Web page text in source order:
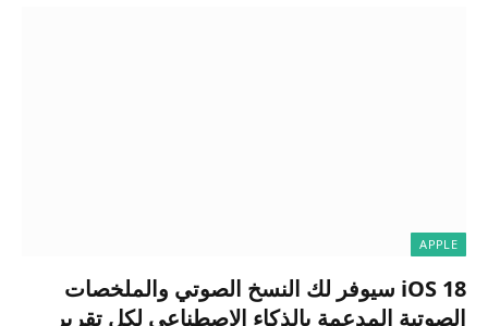
APPLE
iOS 18 سيوفر لك النسخ الصوتي والملخصات
الصوتية المدعمة بالذكاء الاصطناعي لكل تقرير